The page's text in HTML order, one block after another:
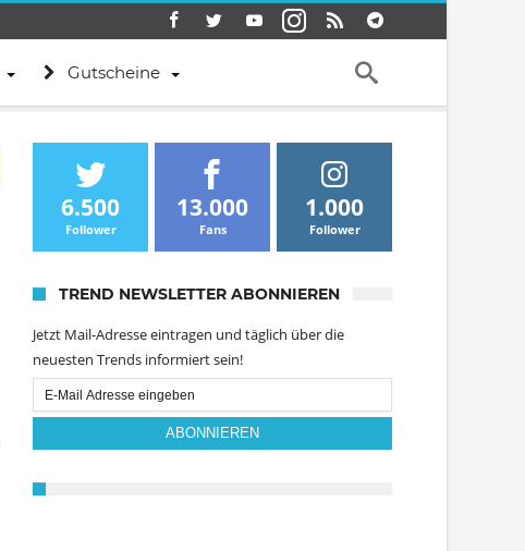
Gutscheine
6.500
Follower
13.000
Fans
1.000
Follower
TREND NEWSLETTER ABONNIEREN
Jetzt Mail-Adresse eintragen und täglich über die
neuesten Trends informiert sein!
Email
Subscription
ABONNIEREN